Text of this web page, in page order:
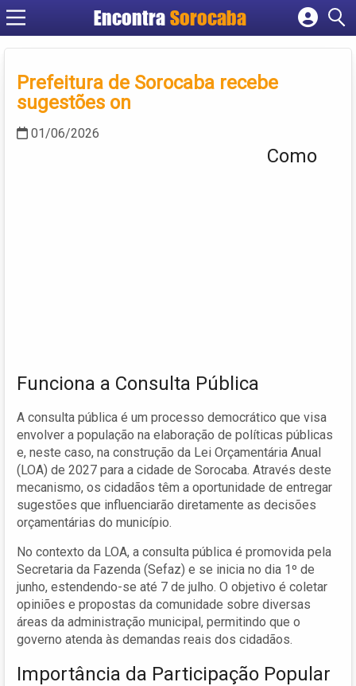
EncontraSorocaba
Cadastrar empresa
Criar conta
Prefeitura de Sorocaba recebe
sugestões on
01/06/2026
Como
Funciona a Consulta Pública
A consulta pública é um processo democrático que visa
envolver a população na elaboração de políticas públicas
e, neste caso, na construção da Lei Orçamentária Anual
(LOA) de 2027 para a cidade de Sorocaba. Através deste
mecanismo, os cidadãos têm a oportunidade de entregar
sugestões que influenciarão diretamente as decisões
orçamentárias do município.
No contexto da LOA, a consulta pública é promovida pela
Secretaria da Fazenda (Sefaz) e se inicia no dia 1º de
junho, estendendo-se até 7 de julho. O objetivo é coletar
opiniões e propostas da comunidade sobre diversas
áreas da administração municipal, permitindo que o
governo atenda às demandas reais dos cidadãos.
Importância da Participação Popular